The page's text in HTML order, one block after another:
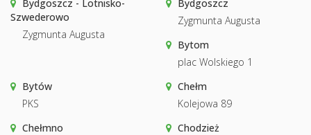
Bydgoszcz - Lotnisko-
Szwederowo
Zygmunta Augusta
Bydgoszcz
Zygmunta Augusta
Bytom
plac Wolskiego 1
Bytów
PKS
Chełm
Kolejowa 89
Chełmno
Chodzież